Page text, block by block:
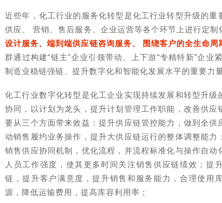
近些年，化工行业的服务化转型是化工行业转型升级的重
供应、 营销、售后服务、企业运营等各个环节上进行定制
设计服务、端到端供应链咨询服务、 围绕客户的全生命周
群通过构建“链主”企业引领带动、上下游“专精特新”企业
制造业稳链强链、提升数字化和智能化发展水平的重要力
化工行业数字化转型是化工企业实现持续发展和转型升级
协同，以计划为龙头，提升计划管理工作职能，改善供应
要从三个方面带来效益：提升供应链管控能力，做到全供
动销售履约业务操作，提升大供应链运行的整体调整能力
销售供应协同机制，优化流程，并流程标准化与操作自动
人员工作强度，使其更多时间关注销售供应链绩效；提
链，提升客户满意度，提升销售和服务能力，合理使用
源，降低运输费用，提高库容利用率；